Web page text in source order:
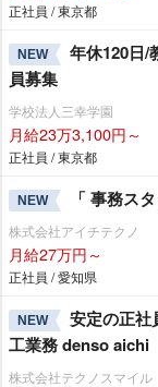
正社員 / 東京都
NEW
年休120日/
員募集
学校法人三幸学園
月給23万3,100円～
正社員 / 東京都
NEW 「 事務ス
株式会社アイチテクノ
月給27万円～
正社員 / 愛知県
NEW
安定の正社
工業務 denso aichi
株式会社テクノスマイル